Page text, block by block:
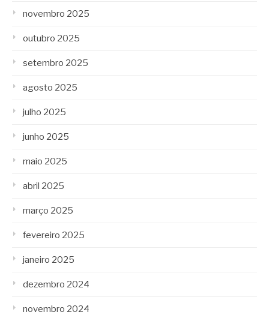
novembro 2025
outubro 2025
setembro 2025
agosto 2025
julho 2025
junho 2025
maio 2025
abril 2025
março 2025
fevereiro 2025
janeiro 2025
dezembro 2024
novembro 2024